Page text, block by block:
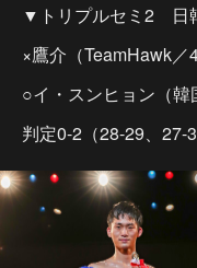
▼トリプルセミ2 日
×鷹介（TeamHawk／4
○イ・スンヒョン（韓
判定0-2（28-29、27-